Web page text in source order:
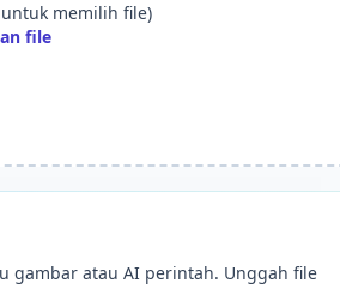
memilih file)
file
gambar atau AI perintah. Unggah file